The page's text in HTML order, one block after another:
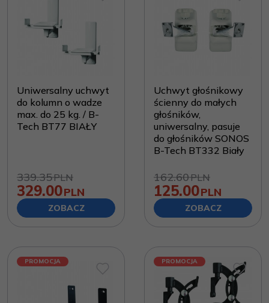
Uniwersalny uchwyt
do kolumn o wadze
max. do 25 kg. / B-
Tech BT77 BIAŁY
339.35PLN
329.00PLN
ZOBACZ
Uchwyt głośnikowy
ścienny do małych
głośników,
uniwersalny, pasuje
do głośników SONOS
B-Tech BT332 Biały
162.60PLN
125.00PLN
ZOBACZ
PROMOCJA PROMOCJA